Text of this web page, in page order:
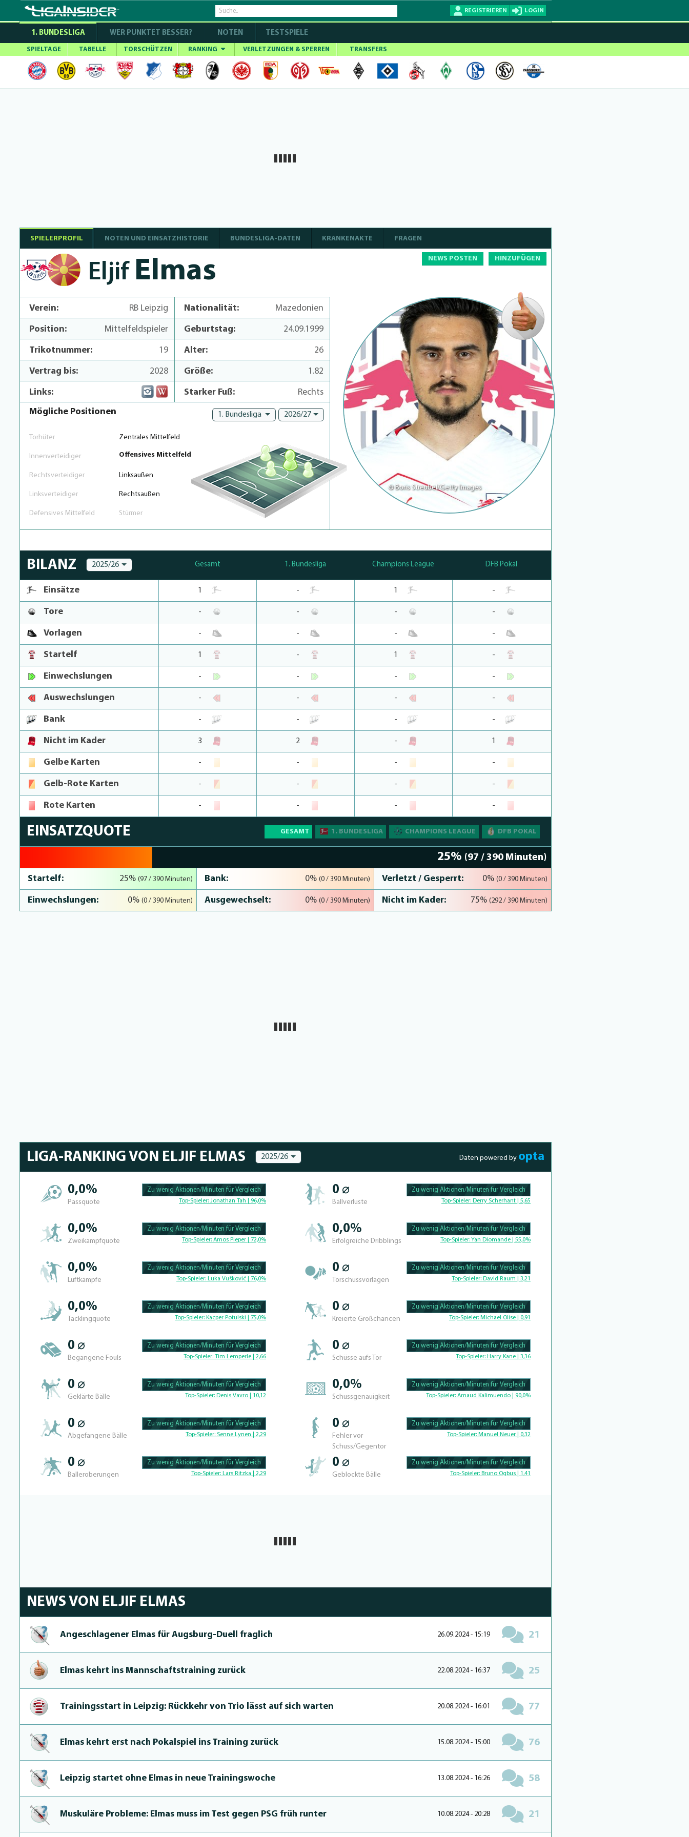
REGISTRIEREN LOGIN
1. BUNDESLIGA WER PUNKTET BESSER? NOTEN TESTSPIELE
SPIELTAGE TABELLE TORSCHÜTZEN RANKING VERLETZUNGEN & SPERREN TRANSFERS
SPIELERPROFIL NOTEN UND EINSATZHISTORIE BUNDESLIGA-DATEN KRANKENAKTE FRAGEN
NEWS POSTEN HINZUFÜGEN
Eljif Elmas
Verein: RB Leipzig
Position: Mittelfeldspieler
Trikotnummer: 19
Vertrag bis: 2028
Links:
Nationalität: Mazedonien
Geburtstag: 24.09.1999
Alter: 26
Größe: 1.82
Starker Fuß:
Rechts
Mögliche Positionen
1. Bundesliga 2026/27
Torhüter Zentrales Mittelfeld
Innenverteidiger Offensives Mittelfeld
Rechtsverteidiger Linksaußen
Linksverteidiger Rechtsaußen
Defensives Mittelfeld Stürmer
© Boris Streubel/Getty Images
BILANZ 2025/26 Gesamt 1. Bundesliga Champions League DFB Pokal
Einsätze 1 - 1 -
Tore - - - -
Vorlagen - - - -
Startelf 1 - 1 -
Einwechslungen - - - -
Auswechslungen - - - -
Bank - - - -
Nicht im Kader 3 2 - 1
Gelbe Karten - - - -
Gelb-Rote Karten - - - -
Rote Karten - - - -
EINSATZQUOTE GESAMT 1. BUNDESLIGA CHAMPIONS LEAGUE DFB POKAL
25% (97 / 390 Minuten)
Startelf: 25%(97 / 390 Minuten) Bank: 0% (0 / 390 Minuten) Verletzt / Gesperrt: 0% (0 / 390 Minuten)
Einwechslungen: 0%(0 / 390 Minuten) Ausgewechselt: 0% (0 / 390 Minuten) Nicht im Kader: 75% (292 / 390 Minuten)
LIGA-RANKING VON ELJIF ELMAS 2025/26 Daten powered by opta
0,0%
Passquote
100.39682539683% Complete
Zu wenig Aktionen/Minuten für Vergleich
Top-Spieler: Jonathan Tah | 96,0%
0,0%
Zweikampfquote
100.390625% Complete
Zu wenig Aktionen/Minuten für Vergleich
Top-Spieler: Amos Pieper | 72,0%
0,0%
Luftkämpfe
100.41493775934% Complete
Zu wenig Aktionen/Minuten für Vergleich
Top-Spieler: Luka Vušković | 76,0%
0,0%
Tacklingquote
100.39682539683% Complete
Zu wenig Aktionen/Minuten für Vergleich
Top-Spieler: Kacper Potulski | 75,0%
0 ⌀
Begangene Fouls
100.4% Complete
Zu wenig Aktionen/Minuten für Vergleich
Top-Spieler: Tim Lemperle | 2,66
0 ⌀
Geklärte Bälle
100.46728971963% Complete
Zu wenig Aktionen/Minuten für Vergleich
Top-Spieler: Denis Vavro | 10,12
0 ⌀
Abgefangene Bälle
100.43859649123% Complete
Zu wenig Aktionen/Minuten für Vergleich
Top-Spieler: Senne Lynen | 2,29
0 ⌀
Balleroberungen
100.40650406504% Complete
Zu wenig Aktionen/Minuten für Vergleich
Top-Spieler: Lars Ritzka | 2,29
0 ⌀
Ballverluste
100.47619047619% Complete
Zu wenig Aktionen/Minuten für Vergleich
Top-Spieler: Derry Scherhant | 5,65
0,0%
Erfolgreiche Dribblings
100.46296296296% Complete
Zu wenig Aktionen/Minuten für Vergleich
Top-Spieler:Yan Diomande | 55,0%
0 ⌀
Torschussvorlagen
100.4329004329% Complete
Zu wenig Aktionen/Minuten für Vergleich
Top-Spieler: David Raum | 3,21
0 ⌀
Kreierte Großchancen
100.625% Complete
Zu wenig Aktionen/Minuten für Vergleich
Top-Spieler: Michael Olise | 0,91
0 ⌀
Schüsse aufs Tor
100.46296296296% Complete
Zu wenig Aktionen/Minuten für Vergleich
Top-Spieler: Harry Kane | 3,36
0,0%
Schussgenauigkeit
100.42735042735% Complete
Zu wenig Aktionen/Minuten für Vergleich
Top-Spieler: Arnaud Kalimuendo | 90,0%
0 ⌀
Fehler vor
Schuss/Gegentor
100.56497175141% Complete
Zu wenig Aktionen/Minuten für Vergleich
Top-Spieler: Manuel Neuer | 0,32
0 ⌀
Geblockte Bälle
100.46728971963% Complete
Zu wenig Aktionen/Minuten für Vergleich
Top-Spieler: Bruno Ogbus | 1,41
NEWS VON ELJIF ELMAS
An­geschlage­ner Elmas für Augsburg-Duell fraglich 26.09.2024 - 15:19 21
Elmas kehrt ins Mannschafts­trai­ning zurück 22.08.2024 - 16:37 25
Trai­ningsstart in Leipzig: Rückkehr von Trio lässt auf sich warten 20.08.2024 - 16:01 77
Elmas kehrt erst nach Pokalspiel ins Training zurück 15.08.2024 - 15:00 76
Leipzig startet ohne Elmas in neue Trainingswo­che 13.08.2024 - 16:26 58
Muskuläre Probleme: Elmas muss im Test gegen PSG früh runter 10.08.2024 - 20:28 21